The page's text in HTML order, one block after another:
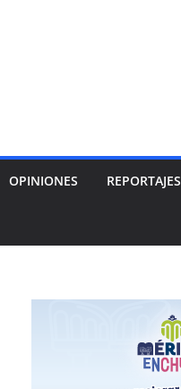
OPINIONES REPORTAJES